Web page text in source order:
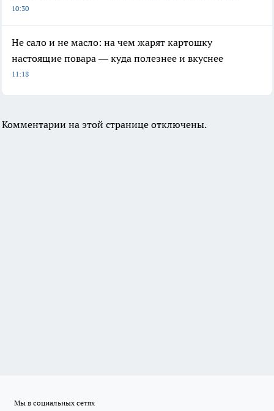
10:30
Не сало и не масло: на чем жарят картошку
настоящие повара — куда полезнее и вкуснее
11:18
Комментарии на этой странице отключены.
Мы в социальных сетях